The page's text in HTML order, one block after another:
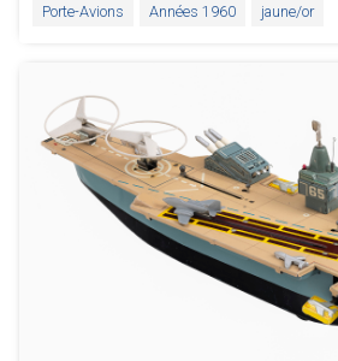
Porte-Avions Années 1960 jaune/or